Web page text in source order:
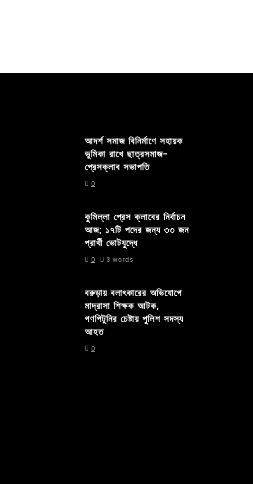
আদর্শ সমাজ বিনির্মাণে সহায়ক
ভুমিকা রাখে ছাত্রসমাজ-
প্রেসক্লাব সভাপতি
0
কুমিল্লা প্রেস ক্লাবের নির্বাচন
আজ; ১৭টি পদের জন্য ৩৩ জন
প্রার্থী ভোটযুদ্ধে
0 3 words
বরুড়ায় বলাৎকারের অভিযোগে
মাদ্রাসা শিক্ষক আটক,
গণপিটুনির চেষ্টায় পুলিশ সদস্য
আহত
0